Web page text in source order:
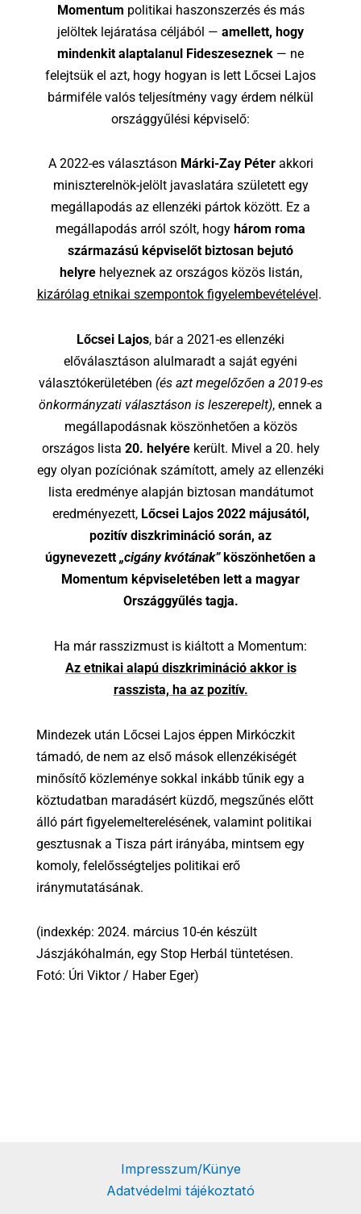
Momentum politikai haszonszerzés és más
jelöltek lejáratása céljából — amellett, hogy
mindenkit alaptalanul Fideszeseznek — ne
felejtsük el azt, hogy hogyan is lett Lőcsei Lajos
bármiféle valós teljesítmény vagy érdem nélkül
országgyűlési képviselő:
A 2022-es választáson Márki-Zay Péterakkori
miniszterelnök-jelölt javaslatára született egy
megállapodás az ellenzéki pártok között. Ez a
megállapodás arról szólt, hogy három roma
származású képviselőt biztosan bejutó
helyrehelyeznek az országos közös listán,
kizárólag etnikai szempontok figyelembevételével .
Lőcsei Lajos, bár a 2021-es ellenzéki
előválasztáson alulmaradt a saját egyéni
választókerületében (és azt megelőzően a 2019-es
önkormányzati választáson is leszerepelt), ennek a
megállapodásnak köszönhetően a közös
országos lista 20. helyérekerült. Mivel a 20. hely
egy olyan pozíciónak számított, amely az ellenzéki
lista eredménye alapján biztosan mandátumot
eredményezett, Lőcsei Lajos 2022 májusától,
pozitív diszkrimináció során, az
úgynevezett „cigány kvótának”köszönhetően a
Momentum képviseletében lett a magyar
Országgyűlés tagja.
Ha már rasszizmust is kiáltott a Momentum:
Az etnikai alapú diszkrimináció akkor is
rasszista, ha az pozitív.
Mindezek után Lőcsei Lajos éppen Mirkóczkit
támadó, de nem az első mások ellenzékiségét
minősítő közleménye sokkal inkább tűnik egy a
köztudatban maradásért küzdő, megszűnés előtt
álló párt figyelemelterelésének, valamint politikai
gesztusnak a Tisza párt irányába, mintsem egy
komoly, felelősségteljes politikai erő
iránymutatásának.
(indexkép: 2024. március 10-én készült
Jászjákóhalmán, egy Stop Herbál tüntetésen.
Fotó: Úri Viktor / Haber Eger)
Impresszum/Künye
Adatvédelmi tájékoztató